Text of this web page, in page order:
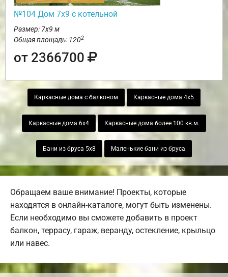
№104 Дом 7х9 с котельной
Размер: 7х9 м
Общая площадь: 1202
от 2366700
Каркасные дома с балконом Каркасные дома 4х5
Каркасные дома 6х4 Каркасные дома более 100 кв.м.
Бани из бруса 5х8 Маленькие бани из бруса
Обращаем ваше внимание! Проекты, которые
находятся в онлайн-каталоге, могут быть изменены.
Если необходимо вы сможете добавить в проект
балкон, террасу, гараж, веранду, остекление, крыльцо
или навес.